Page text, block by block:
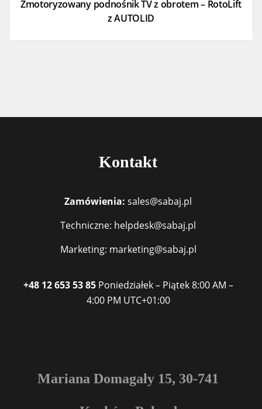
Zmotoryzowany podnośnik TV z obrotem – RotoLift
z AUTOLID
Kontakt
Zamówienia: sales@sabaj.pl
Techniczne: helpdesk@sabaj.pl
Marketing: marketing@sabaj.pl
+48 12 653 53 85 Poniedziałek – Piątek 8:00 AM –
4:00 PM UTC+01:00
Mariana Domagały 15, 30-741